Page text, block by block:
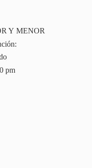
Y MENOR
pm